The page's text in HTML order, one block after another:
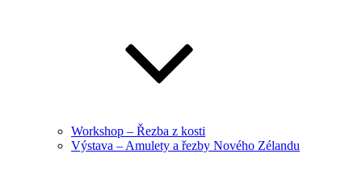
Workshop – Řezba z kosti
Výstava – Amulety a řezby Nového Zélandu